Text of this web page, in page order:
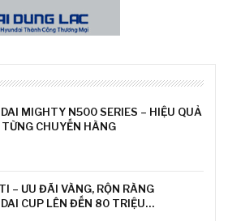
MIGHTY N500 SERIES – HIỆU QUẢ
CHUYẾN HÀNG
– ƯU ĐÃI VÀNG, RỘN RÀNG
CUP LÊN ĐẾN 80 TRIỆU…